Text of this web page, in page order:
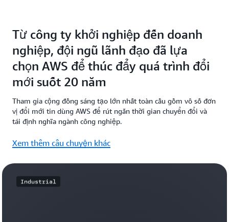
Từ công ty khởi nghiệp đến doanh
nghiệp, đội ngũ lãnh đạo đã lựa
chọn AWS để thúc đẩy quá trình đổi
mới suốt 20 năm
Tham gia cộng đồng sáng tạo lớn nhất toàn cầu gồm vô số đơn
vị đổi mới tin dùng AWS để rút ngắn thời gian chuyển đổi và
tái định nghĩa ngành công nghiệp.
Xem thêm câu chuyện khác
Industrial